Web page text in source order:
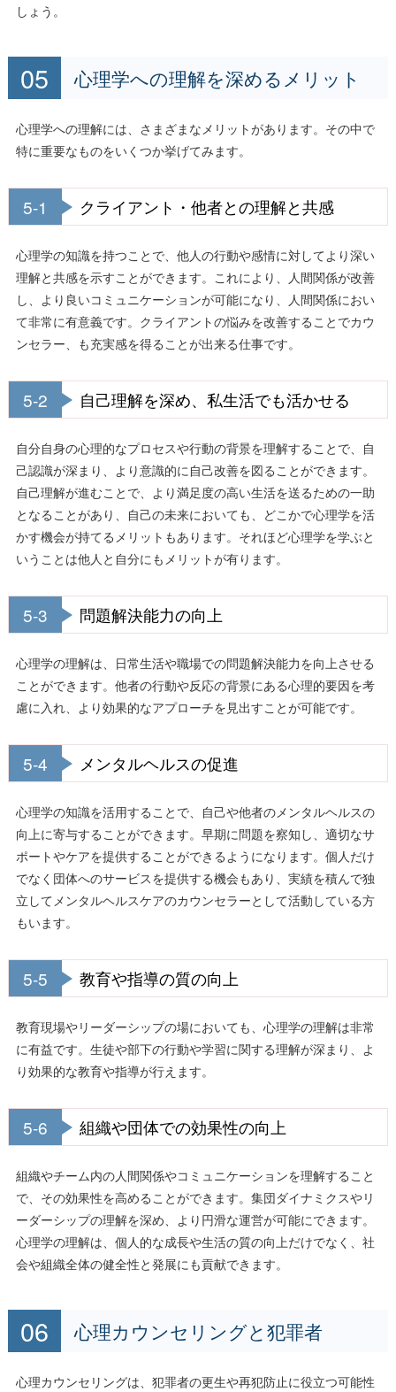
しょう。
心理学への理解を深めるメリット
心理学への理解には、さまざまなメリットがあります。その中で
特に重要なものをいくつか挙げてみます。
5-1 クライアント・他者との理解と共感
心理学の知識を持つことで、他人の行動や感情に対してより深い
理解と共感を示すことができます。これにより、人間関係が改善
し、より良いコミュニケーションが可能になり、人間関係におい
て非常に有意義です。クライアントの悩みを改善することでカウ
ンセラー、も充実感を得ることが出来る仕事です。
5-2 自己理解を深め、私生活でも活かせる
自分自身の心理的なプロセスや行動の背景を理解することで、自
己認識が深まり、より意識的に自己改善を図ることができます。
自己理解が進むことで、より満足度の高い生活を送るための一助
となることがあり、自己の未来においても、どこかで心理学を活
かす機会が持てるメリットもあります。それほど心理学を学ぶと
いうことは他人と自分にもメリットが有ります。
5-3 問題解決能力の向上
心理学の理解は、日常生活や職場での問題解決能力を向上させる
ことができます。他者の行動や反応の背景にある心理的要因を考
慮に入れ、より効果的なアプローチを見出すことが可能です。
5-4 メンタルヘルスの促進
心理学の知識を活用することで、自己や他者のメンタルヘルスの
向上に寄与することができます。早期に問題を察知し、適切なサ
ポートやケアを提供することができるようになります。個人だけ
でなく団体へのサービスを提供する機会もあり、実績を積んで独
立してメンタルヘルスケアのカウンセラーとして活動している方
もいます。
5-5 教育や指導の質の向上
教育現場やリーダーシップの場においても、心理学の理解は非常
に有益です。生徒や部下の行動や学習に関する理解が深まり、よ
り効果的な教育や指導が行えます。
5-6 組織や団体での効果性の向上
組織やチーム内の人間関係やコミュニケーションを理解すること
で、その効果性を高めることができます。集団ダイナミクスやリ
ーダーシップの理解を深め、より円滑な運営が可能にできます。
心理学の理解は、個人的な成長や生活の質の向上だけでなく、社
会や組織全体の健全性と発展にも貢献できます。
心理カウンセリングと犯罪者
心理カウンセリングは、犯罪者の更生や再犯防止に役立つ可能性